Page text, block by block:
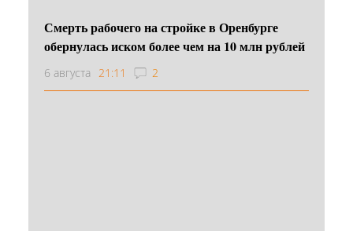
Смерть рабочего на стройке в Оренбурге
обернулась иском более чем на 10 млн рублей
6 августа 21:11 2